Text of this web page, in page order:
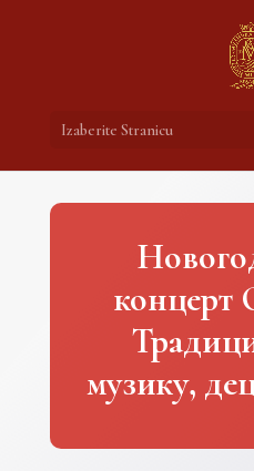
Izaberite Stranicu
концерт
музику,